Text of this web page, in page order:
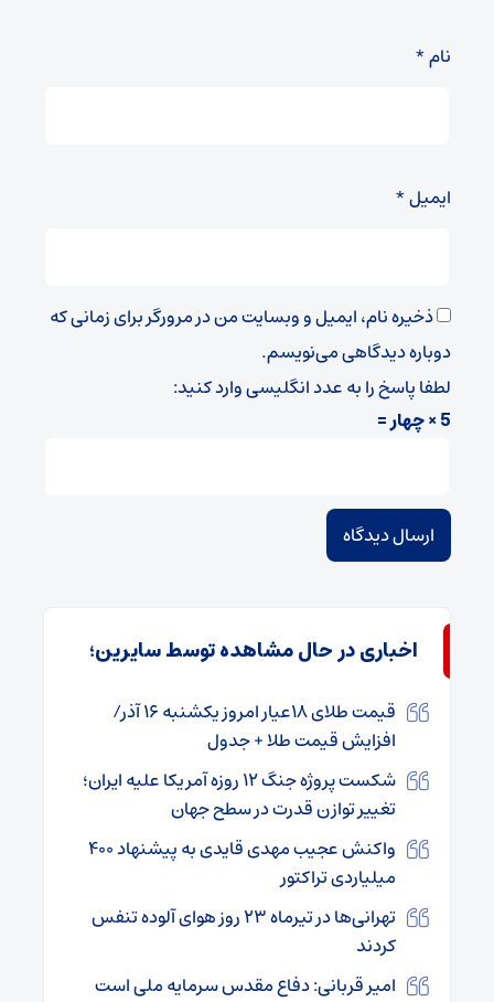
نام*
ایمیل*
ذخیره نام، ایمیل و وبسایت من در مرورگر برای زمانی که
دوباره دیدگاهی می‌نویسم.
لطفا پاسخ را به عدد انگلیسی وارد کنید:
5 × چهار =
اخباری در حال مشاهده توسط سایرین؛
قیمت طلای ۱۸عیار امروز یکشنبه ۱۶ آذر/
افزایش قیمت طلا + جدول
شکست پروژه جنگ ۱۲ روزه آمریکا علیه ایران؛
تغییر توازن قدرت در سطح جهان
واکنش عجیب مهدی قایدی به پیشنهاد ۴۰۰
میلیاردی تراکتور
تهرانی‌ها در تیرماه ۲۳ روز هوای آلوده تنفس
کردند
امیر قربانی: دفاع مقدس سرمایه ملی است